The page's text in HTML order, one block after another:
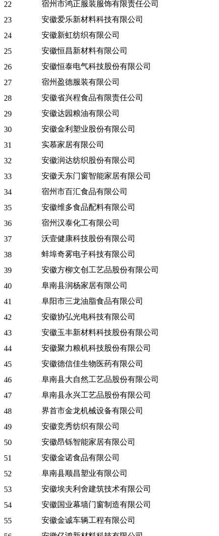
22
宿州市鸿正服装服饰有限责任公司
23
安徽爱乐新材料科技有限公司
24
安徽新虹纺织有限公司
25
安徽恒昌新材料有限公司
26
安徽恒泰电气科技股份有限公司
27
宿州盈德服装有限公司
28
安徽省兴程食品有限责任公司
29
安徽达园粮油有限公司
30
安徽金利塑业股份有限公司
31
实慕家居有限公司
32
安徽润达纺织股份有限公司
33
安徽天东门窗智能家居有限公司
34
宿州市百汇食品有限公司
35
安徽维多食品配料有限公司
36
宿州汉泰化工有限公司
37
沃壹健康科技股份有限公司
38
蚌埠奇雾电子科技有限公司
39
安徽方柳文创工艺品股份有限公司
40
阜南县润杨家居有限公司
41
阜阳市三龙油脂食品有限公司
42
安徽协弘光电科技有限公司
43
安徽玉丰新材料科技股份有限公司
44
安徽聚力粮机科技股份有限公司
45
安徽德信佳生物医药有限公司
46
阜南县大自然工艺品股份有限公司
47
阜南县永兴工艺品股份有限公司
48
界首市金龙机械设备有限公司
49
安徽竞秀纺织有限公司
50
安徽昂铄智能家居有限公司
51
安徽金诺食品有限公司
52
阜南县顺昌塑业有限公司
53
安徽埃夫利舍建筑技术有限公司
54
安徽国业幕墙门窗制造有限公司
55
安徽金诚车辆工程有限公司